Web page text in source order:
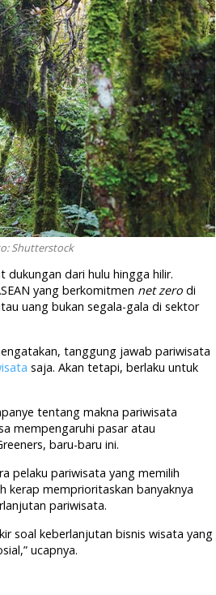
Shutterstock
dukungan dari hulu hingga hilir.
yang berkomitmen net zero di
uang bukan segala-gala di sektor
tanggung jawab pariwisata
saja. Akan tetapi, berlaku untuk
tentang makna pariwisata
mempengaruhi pasar atau
baru-baru ini.
pelaku pariwisata yang memilih
kerap memprioritaskan banyaknya
pariwisata.
soal keberlanjutan bisnis wisata yang
ucapnya.